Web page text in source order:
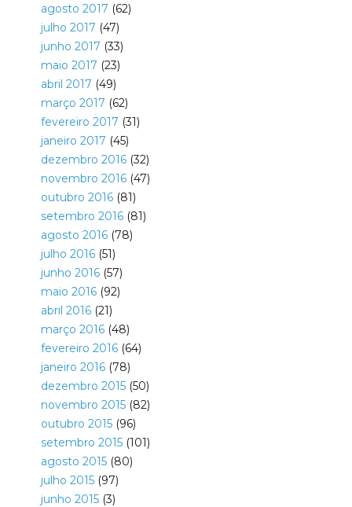
agosto 2017 (62)
julho 2017 (47)
junho 2017 (33)
maio 2017 (23)
abril 2017 (49)
março 2017 (62)
fevereiro 2017 (31)
janeiro 2017 (45)
dezembro 2016(32)
novembro 2016(47)
outubro 2016(81)
setembro 2016(81)
agosto 2016(78)
julho 2016(51)
junho 2016(57)
maio 2016(92)
abril 2016(21)
março 2016(48)
fevereiro 2016(64)
janeiro 2016(78)
dezembro 2015(50)
novembro 2015(82)
outubro 2015(96)
setembro 2015(101)
agosto 2015(80)
julho 2015(97)
junho 2015(3)